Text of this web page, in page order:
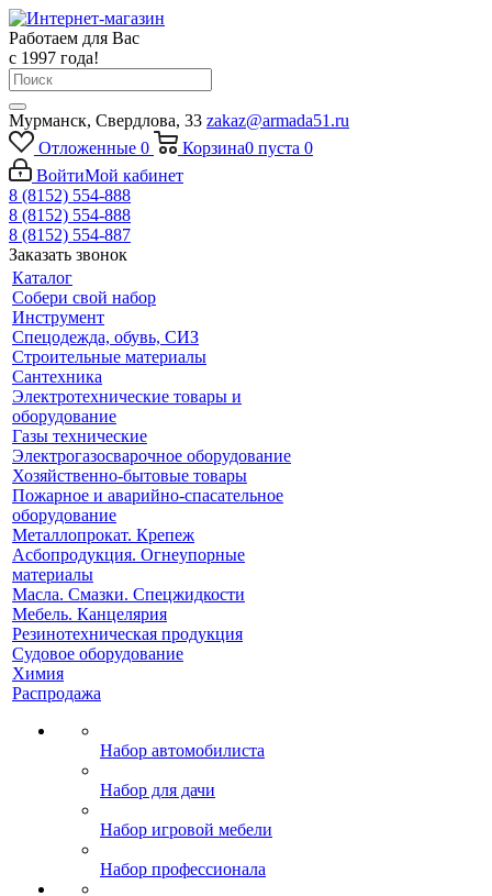
Работаем для Вас
с 1997 года!
Мурманск, Свердлова, 33 zakaz@armada51.ru
Отложенные 0 Корзина0 пуста 0
ВойтиМой кабинет
8 (8152) 554-888
8 (8152) 554-888
8 (8152) 554-887
Заказать звонок
Каталог
Собери свой набор
Инструмент
Спецодежда, обувь, СИЗ
Строительные материалы
Сантехника
Электротехнические товары и
оборудование
Газы технические
Электрогазосварочное оборудование
Хозяйственно-бытовые товары
Пожарное и аварийно-спасательное
оборудование
Металлопрокат. Крепеж
Асбопродукция. Огнеупорные
материалы
Масла. Смазки. Спецжидкости
Мебель. Канцелярия
Резинотехническая продукция
Судовое оборудование
Химия
Распродажа
Набор автомобилиста
Набор для дачи
Набор игровой мебели
Набор профессионала